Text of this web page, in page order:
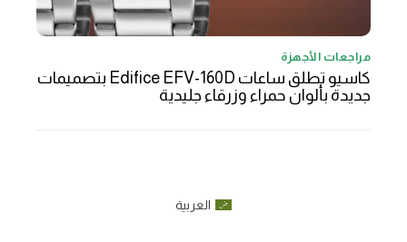
مراجعات الأجهزة
كاسيو تطلق ساعات Edifice EFV-160D بتصميمات
جديدة بألوان حمراء وزرقاء جليدية
العربية